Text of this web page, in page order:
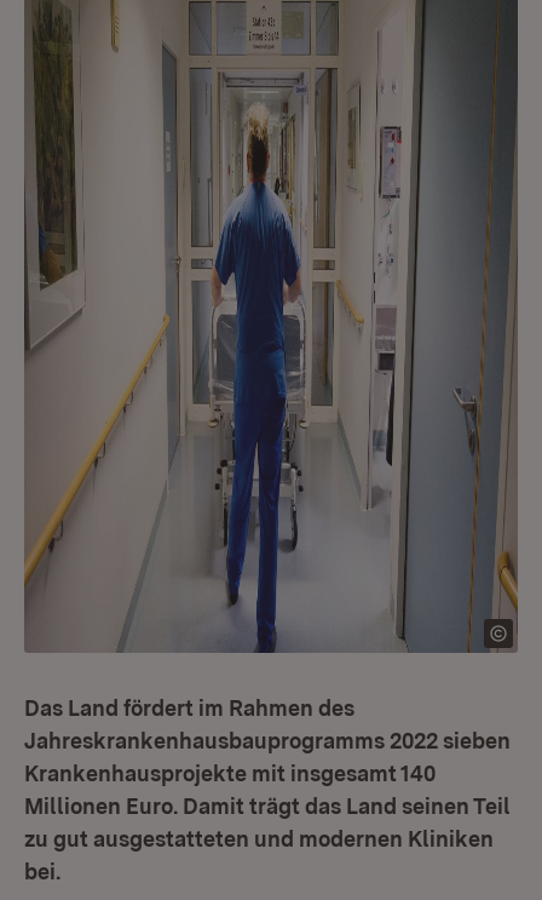
Das Land fördert im Rahmen des
Jahreskrankenhausbauprogramms 2022 sieben
Krankenhausprojekte mit insgesamt 140
Millionen Euro. Damit trägt das Land seinen Teil
zu gut ausgestatteten und modernen Kliniken
bei.